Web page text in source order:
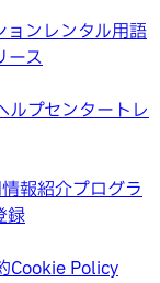
ョンレンタル用語
ース
ルプセンター トレ
報紹介プログラ
録
Cookie Policy